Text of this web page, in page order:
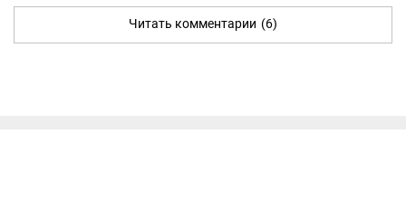
Читать комментарии (6)